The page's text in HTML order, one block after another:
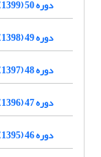
دوره 50 (1399)
دوره 49 (1398)
دوره 48 (1397)
دوره 47 (1396)
دوره 46 (1395)